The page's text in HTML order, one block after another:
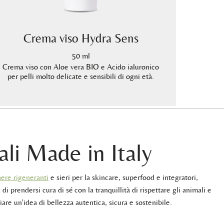
Crema viso Hydra Sens
50 ml
Crema viso con Aloe vera BIO e Acido ialuronico
per pelli molto delicate e sensibili di ogni età.
Made in Italy
rigeneranti e sieri per la skincare, superfood e integratori,
prendersi cura di sé con la tranquillità di rispettare gli animali e
un'idea di bellezza autentica, sicura e sostenibile.